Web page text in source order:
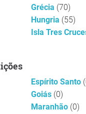
Grécia (70)
Hungria (55)
Isla Tres
Espírito Santo
Goiás (0)
Maranhão (0)